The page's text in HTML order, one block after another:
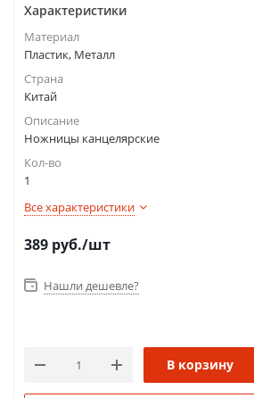
Характеристики
Материал
Пластик, Металл
Страна
Китай
Описание
Ножницы канцелярские
Кол-во
1
Все характеристики
389 руб./шт
Нашли дешевле?
В корзину